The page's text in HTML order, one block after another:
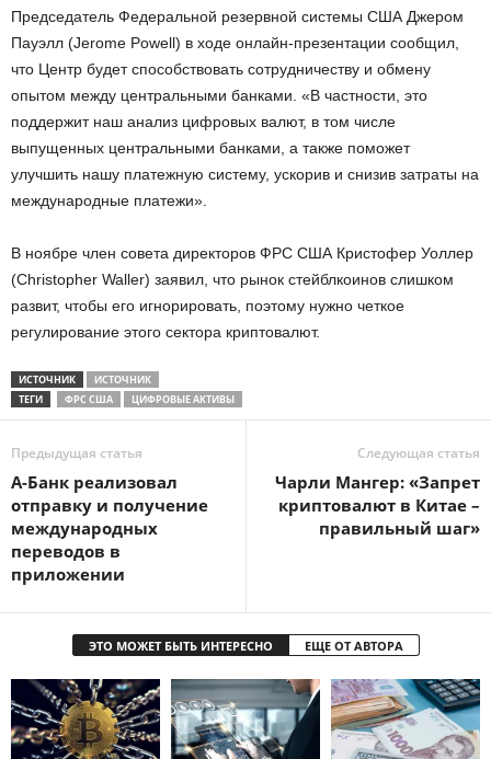
Председатель Федеральной резервной системы США Джером
Пауэлл (Jerome Powell) в ходе онлайн-презентации сообщил,
что Центр будет способствовать сотрудничеству и обмену
опытом между центральными банками. «В частности, это
поддержит наш анализ цифровых валют, в том числе
выпущенных центральными банками, а также поможет
улучшить нашу платежную систему, ускорив и снизив затраты на
международные платежи».
В ноябре член совета директоров ФРС США Кристофер Уоллер
(Christopher Waller) заявил, что рынок стейблкоинов слишком
развит, чтобы его игнорировать, поэтому нужно четкое
регулирование этого сектора криптовалют.
ИСТОЧНИК
ИСТОЧНИК
ТЕГИ
ФРС США ЦИФРОВЫЕ АКТИВЫ
Предыдущая статья
А-Банк реализовал
отправку и получение
международных
переводов в
приложении
Следующая статья
Чарли Мангер: «Запрет
криптовалют в Китае –
правильный шаг»
ЭТО МОЖЕТ БЫТЬ ИНТЕРЕСНО ЕЩЕ ОТ АВТОРА